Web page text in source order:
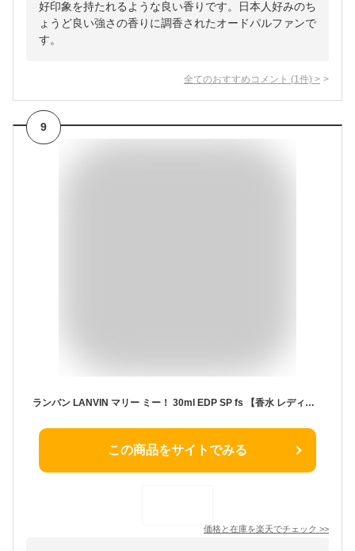
好印象を持たれるような良い香りです。日本人好みのち
ょうど良い強さの香りに調香されたオードパルファンで
す。
全てのおすすめコメント (1 件) >
9
ランバン LANVIN マリー ミー！ 30ml EDP SP fs 【香水 レディース】【即納】
この商品をサイトでみる
価格と在庫を楽天でチェック >>